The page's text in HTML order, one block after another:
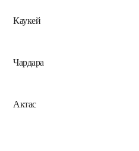
Каукей
Чардара
Актас